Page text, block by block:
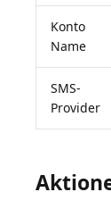
Konto
Name
SMS-
Provider